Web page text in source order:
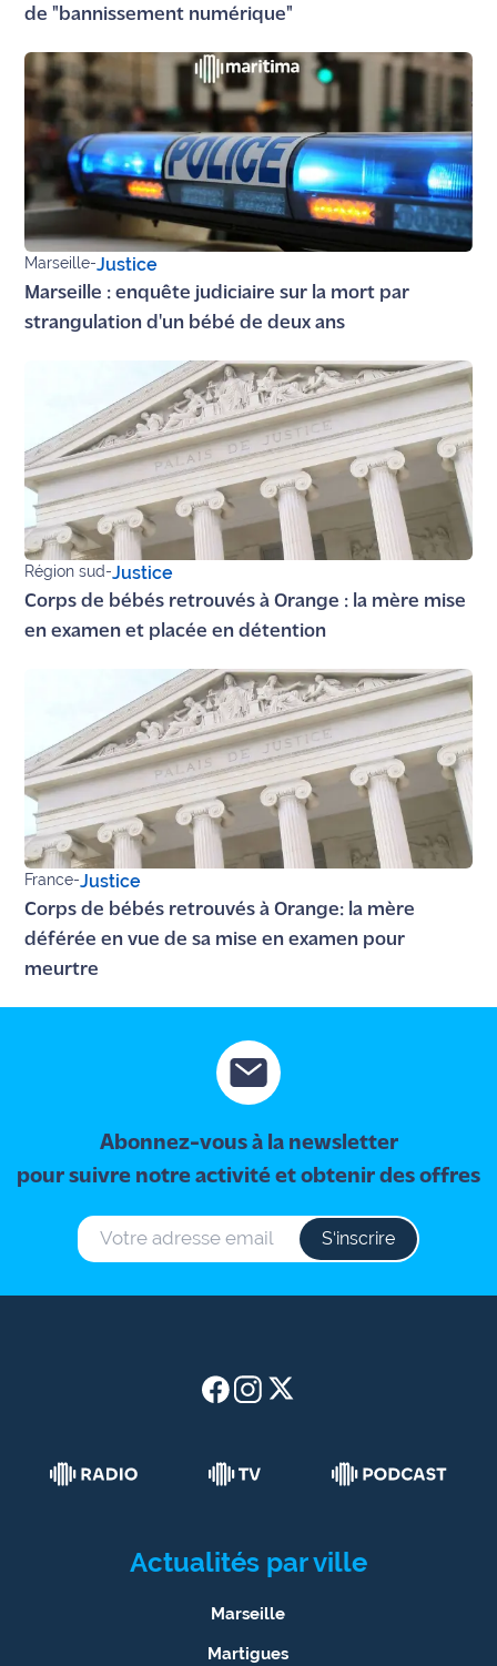
et voir
Maritima
Qui
sommes
nous ?
Devenir
annonceur
Recrutement
Conditions
générales
d'utilisation du
site maritima.fr
Archives
de "bannissement numérique"
Marseille-Justice
Marseille : enquête judiciaire sur la mort par
strangulation d'un bébé de deux ans
Région sud-Justice
Corps de bébés retrouvés à Orange : la mère mise
en examen et placée en détention
France-Justice
Corps de bébés retrouvés à Orange: la mère
déférée en vue de sa mise en examen pour
meurtre
Abonnez-vous à la newsletter
pour suivre notre activité et obtenir des offres
S‘inscrire
Actualités par ville
Marseille
Martigues